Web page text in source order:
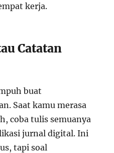
kerja.
Catatan
buat
Saat kamu merasa
coba tulis semuanya
jurnal digital. Ini
tapi soal